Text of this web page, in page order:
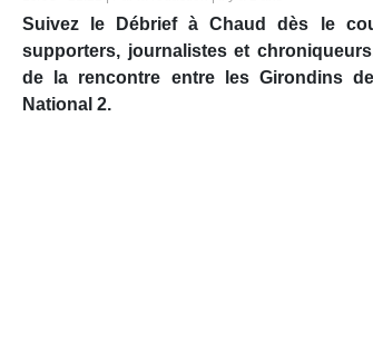
Suivez le Débrief à Chaud dès le
supporters, journalistes et
de la rencontre entre les Girondins
National 2.